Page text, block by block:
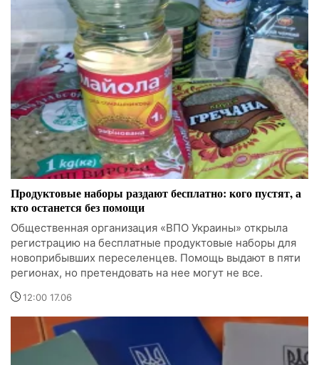
Продуктовые наборы раздают бесплатно: кого пустят, а
кто останется без помощи
Общественная организация «ВПО Украины» открыла
регистрацию на бесплатные продуктовые наборы для
новоприбывших переселенцев. Помощь выдают в пяти
регионах, но претендовать на нее могут не все.
12:00 17.06